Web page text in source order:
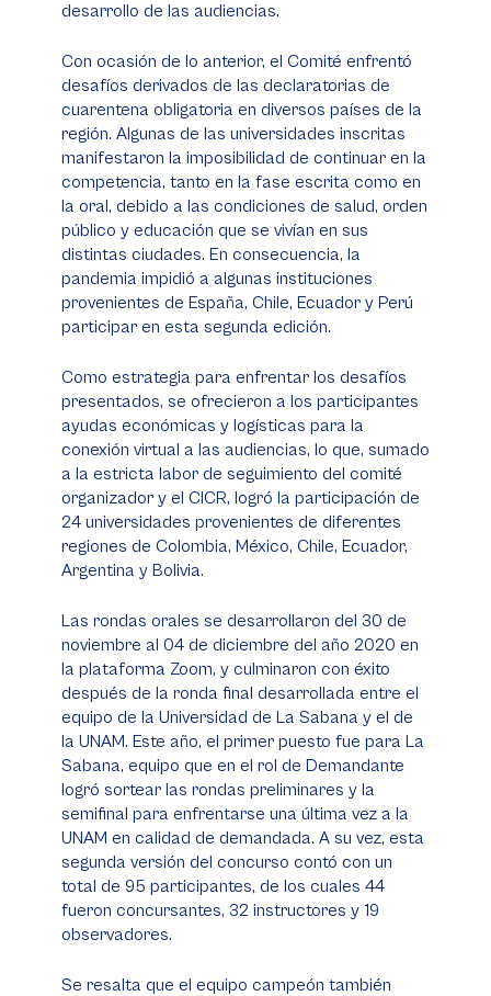
desarrollo de las audiencias.
Con ocasión de lo anterior, el Comité enfrentó
desafíos derivados de las declaratorias de
cuarentena obligatoria en diversos países de la
región. Algunas de las universidades inscritas
manifestaron la imposibilidad de continuar en la
competencia, tanto en la fase escrita como en
la oral, debido a las condiciones de salud, orden
público y educación que se vivían en sus
distintas ciudades. En consecuencia, la
pandemia impidió a algunas instituciones
provenientes de España, Chile, Ecuador y Perú
participar en esta segunda edición.
Como estrategia para enfrentar los desafíos
presentados, se ofrecieron a los participantes
ayudas económicas y logísticas para la
conexión virtual a las audiencias, lo que, sumado
a la estricta labor de seguimiento del comité
organizador y el CICR, logró la participación de
24 universidades provenientes de diferentes
regiones de Colombia, México, Chile, Ecuador,
Argentina y Bolivia.
Las rondas orales se desarrollaron del 30 de
noviembre al 04 de diciembre del año 2020 en
la plataforma Zoom, y culminaron con éxito
después de la ronda final desarrollada entre el
equipo de la Universidad de La Sabana y el de
la UNAM. Este año, el primer puesto fue para La
Sabana, equipo que en el rol de Demandante
logró sortear las rondas preliminares y la
semifinal para enfrentarse una última vez a la
UNAM en calidad de demandada. A su vez, esta
segunda versión del concurso contó con un
total de 95 participantes, de los cuales 44
fueron concursantes, 32 instructores y 19
observadores.
Se resalta que el equipo campeón también